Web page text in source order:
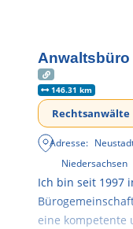
146.31 km
Rechtsanwälte
Adresse:
Niedersachsen
Ich bin seit 1997
eine kompetente